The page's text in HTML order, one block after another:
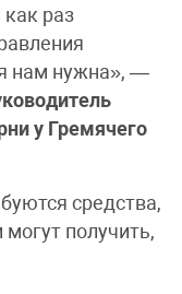
раз
нам нужна», —
у Гремячего
средства,
получить,